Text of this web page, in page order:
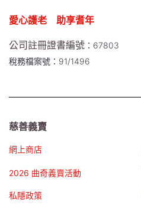
愛心護老 助享耆年
公司註冊證書編號 ：67803
稅務檔案號：91/1496
慈善義賣
網上商店
2026 曲奇義賣活動
私隱政策